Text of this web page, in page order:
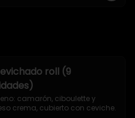
roll (9
camarón, ciboulette y
crema, cubierto con ceviche.